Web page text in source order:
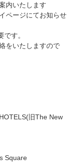
内いたします
ページにてお知らせ
す。
をいたしますので
旧The New
Square